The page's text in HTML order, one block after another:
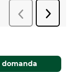
Precedente
domanda